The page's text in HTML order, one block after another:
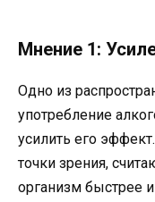
Мнение 1:
Одно из
употребление
усилить его
точки зрения,
организм быстрее